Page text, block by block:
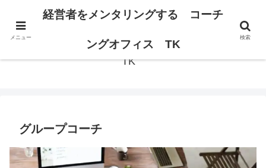
経営者の思考が変われば、組織は変わる。
経営者をメンタリングする コーチングオフィス
TK
グループコーチ
メニュー
経営者をメンタリングする コーチ
ングオフィス TK
検索